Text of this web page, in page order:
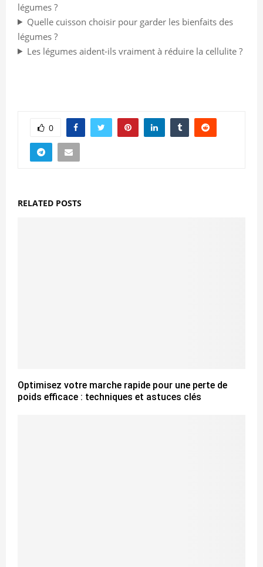
légumes ?
Quelle cuisson choisir pour garder les bienfaits des
légumes ?
Les légumes aident-ils vraiment à réduire la cellulite ?
0
RELATED POSTS
Optimisez votre marche rapide pour une perte de
poids efficace : techniques et astuces clés